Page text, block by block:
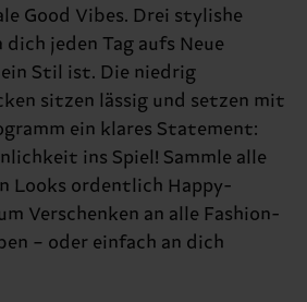
Good Vibes. Drei stylishe
jeden Tag aufs Neue
Stil ist. Die niedrig
sitzen lässig und setzen mit
ein klares Statement:
ins Spiel! Sammle alle
Looks ordentlich Happy-
Verschenken an alle Fashion-
– oder einfach an dich